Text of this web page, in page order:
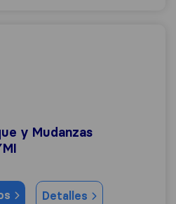
y Mudanzas Internacionales
y Mudanzas
Detalles